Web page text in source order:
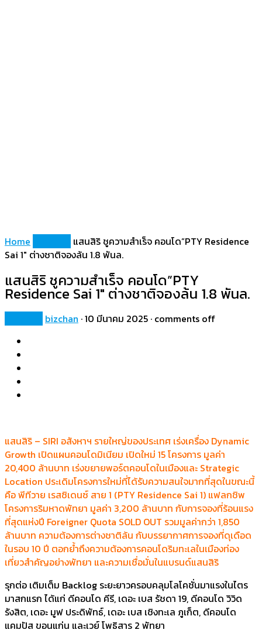
Home
แสนสิริ ชูความสำเร็จ คอนโด”PTY Residence
Sai 1″ ต่างชาติจองล้น 1.8 พันล.
แสนสิริ ชูความสำเร็จ คอนโด”PTY
Residence Sai 1″ ต่างชาติจองล้น 1.8 พันล.
bizchan ·10 มีนาคม 2025 · comments off
แสนสิริ – SIRI อสังหาฯ รายใหญ่ของประเทศ เร่งเครื่อง Dynamic
Growth เปิดแผนคอนโดมิเนียม เปิดใหม่ 15 โครงการ มูลค่า
20,400 ล้านบาท เร่งขยายพอร์ตคอนโดในเมืองและ Strategic
Location ประเดิมโครงการใหม่ที่ได้รับความสนใจมากที่สุดในขณะนี้
คือ พีทีวาย เรสซิเดนซ์ สาย 1 (PTY Residence Sai 1) แฟลกชิพ
โครงการริมหาดพัทยา มูลค่า 3,200 ล้านบาท กับการจองที่ร้อนแรง
ที่สุดแห่งปี Foreigner Quota SOLD OUT รวมมูลค่ากว่า 1,850
ล้านบาท ความต้องการต่างชาติล้น กับบรรยากาศการจองที่ดุเดือด
ในรอบ 10 ปี ตอกย้ำถึงความต้องการคอนโดริมทะเลในเมืองท่อง
เที่ยวสำคัญอย่างพัทยา และความเชื่อมั่นในแบรนด์แสนสิริ
รุกต่อ เติมเต็ม Backlog ระยะยาวครอบคลุมโลโคชั่นมาแรงในไตร
มาสกแรก ได้แก่ ดีคอนโด คีรี, เดอะ เบส รัชดา 19, ดีคอนโด วิวิด
รังสิต, เดอะ มูฟ ประดิพัทธ์, เดอะ เบส เชิงทะเล ภูเก็ต, ดีคอนโด
แคมปัส ขอนแก่น และเวย์ โพธิสาร 2 พัทยา